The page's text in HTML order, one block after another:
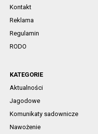
Kontakt
Reklama
Regulamin
RODO
KATEGORIE
Aktualności
Jagodowe
Komunikaty sadownicze
Nawożenie